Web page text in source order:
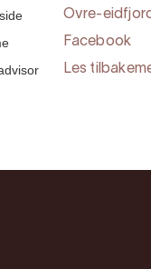
Ovre-
Facebook
Les